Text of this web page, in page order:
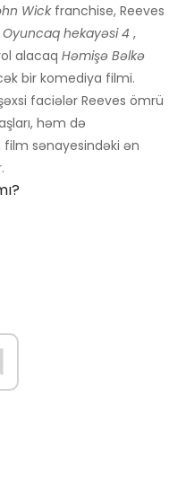
Wickfranchise, Reeves
Oyuncaq hekayəsi 4 ,
alacaq Həmişə Bəlkə
bir komediya filmi.
faciələr Reeves ömrü
həm də
film sənayesindəki ən